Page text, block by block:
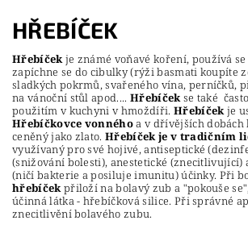
HŘEBÍČEK
Hřebíčekje známé voňavé koření, používá
zapíchne se do cibulky (rýži basmati koupíte
sladkých pokrmů, svařeného vína, perníčků,
na vánoční stůl apod....Hřebíčekse také
použitím v kuchyni v hmoždíři. Hřebíčekje
Hřebíčkovce vonnéhoa v dřívějších
ceněný jako zlato.Hřebíčekje v tradičním
využívaný pro své hojivé, antiseptické
(snižování bolesti), anestetické
(ničí bakterie a posiluje imunitu) účinky. Při
hřebíčekpřiloží na bolavý zub a "pokouše
účinná látka - hřebíčková silice. Při správné
znecitlivění bolavého zubu.